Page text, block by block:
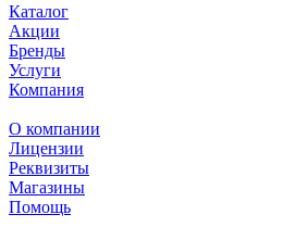
Каталог
Акции
Бренды
Услуги
Компания
О компании
Лицензии
Реквизиты
Магазины
Помощь